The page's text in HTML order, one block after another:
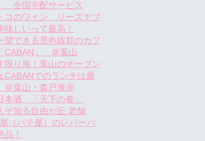
全国宅配サービス
コのワイン リーズナブ
味しいって最高！
望できる景色抜群のカフ
」 ＠葉山
限り海！葉山のオープン
CABANでのランチは最
葉山・森戸海岸
本酒 「天下の春」
ぞ知る自由が丘 老舗
（パテ屋）のレバーパ
品！